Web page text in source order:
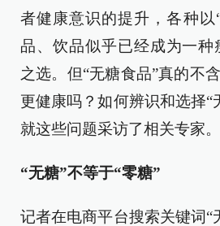
者健康意识的提升，各种以
品、饮品似乎已经成为一种
之选。但“无糖食品”真的不
更健康吗？如何辨识和选择“
就这些问题采访了相关专家。
“无糖”不等于“零糖”
记者在电商平台搜索关键词“